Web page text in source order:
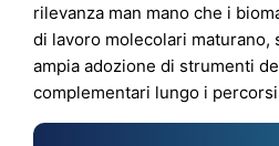
rilevanza man mano che i
di lavoro molecolari maturano,
ampia adozione di strumenti
complementari lungo i